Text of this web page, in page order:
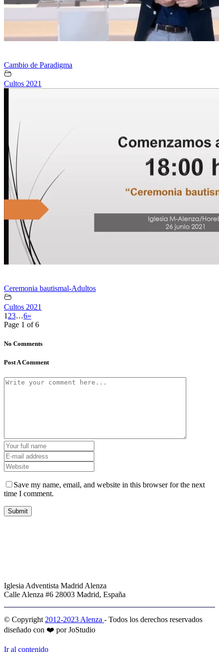
Cambio de Paradigma
Cultos 2021
Ceremonia bautismal-Adultos
Cultos 2021
1 23…6»
Page 1 of 6
No Comments
Post A Comment
Save my name, email, and website in this browser for the next
time I comment.
Iglesia Adventista Madrid Alenza
Calle Alenza #6 28003 Madrid, España
© Copyright 2012-2023 Alenza - Todos los derechos reservados
diseñado con ❤️ por JoStudio
Ir al contenido